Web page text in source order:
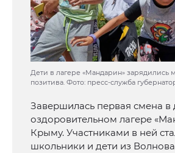
Дети в лагере «Мандарин»
позитива. Фото: пресс-служба
Завершилась первая смена в
оздоровительном лагере
Крыму. Участниками в ней
школьники и дети из